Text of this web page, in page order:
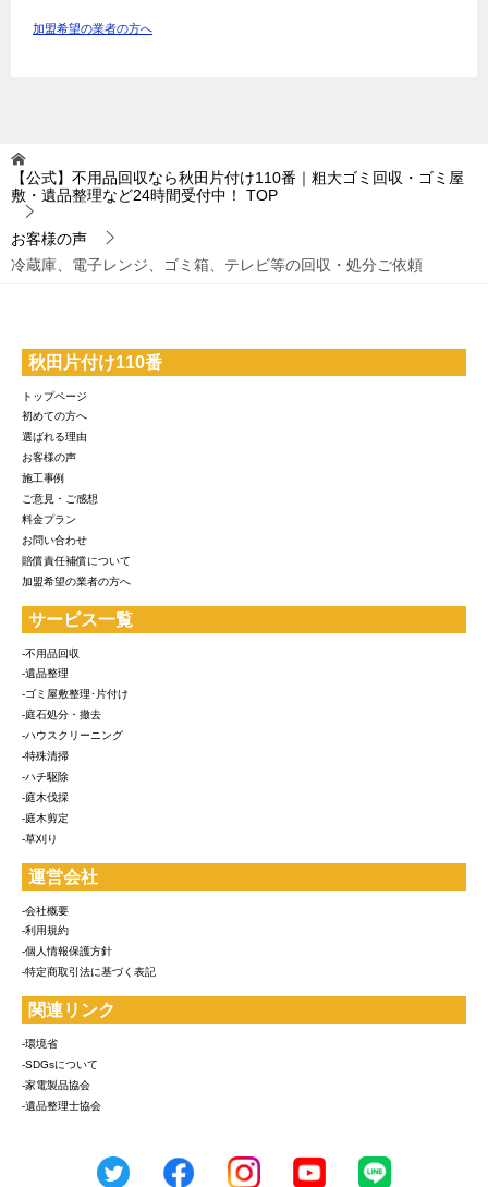
加盟希望の業者の方へ
【公式】不用品回収なら秋田片付け110番｜粗大ゴミ回収・ゴミ屋
敷・遺品整理など24時間受付中！
TOP
お客様の声
冷蔵庫、電子レンジ、ゴミ箱、テレビ等の回収・処分ご依頼
秋田片付け110番
トップページ
初めての方へ
選ばれる理由
お客様の声
施工事例
ご意見・ご感想
料金プラン
お問い合わせ
賠償責任補償について
加盟希望の業者の方へ
サービス一覧
-不用品回収
-遺品整理
-ゴミ屋敷整理･片付け
-庭石処分・撤去
-ハウスクリーニング
-特殊清掃
-ハチ駆除
-庭木伐採
-庭木剪定
-草刈り
運営会社
-会社概要
-利用規約
-個人情報保護方針
-特定商取引法に基づく表記
関連リンク
-環境省
-SDGsについて
-家電製品協会
-遺品整理士協会